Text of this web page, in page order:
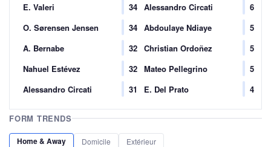
E. Valeri
34
O. Sørensen Jensen
34
A. Bernabe
32
Nahuel Estévez
32
Alessandro Circati
31
Alessandro Circati
6
Abdoulaye Ndiaye
5
Christian Ordoñez
5
Mateo Pellegrino
5
E. Del Prato
4
FORM TRENDS
Home & Away Domicile Extérieur